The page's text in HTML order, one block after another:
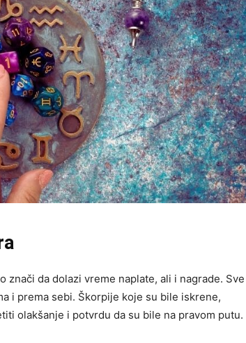
znači da dolazi vreme naplate, ali i nagrade. Sve
i prema sebi. Škorpije koje su bile iskrene,
olakšanje i potvrdu da su bile na pravom putu.